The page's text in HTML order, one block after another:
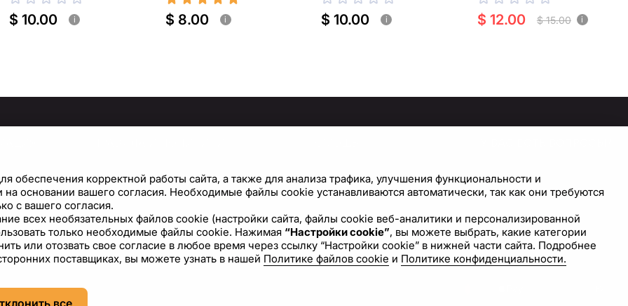
$ 10.00 i $ 8.00 i $ 10.00 i $ 12.00 $ 15.00 i
Условия использования сайта
Политика файлов cookie
Лицензионное соглашение
Настройки cookie
Напишите нам
корректной работы сайта, а также для анализа трафика, улучшения функциональности и
основании вашего согласия. Необходимые файлы cookie устанавливаются автоматически, так как они требуются
с вашего согласия.
всех необязательных файлов cookie (настройки сайта, файлы cookie веб-аналитики и персонализированной
только необходимые файлы cookie. Нажимая “Настройки cookie”, вы можете выбрать, какие категории
или отозвать свое согласие в любое время через ссылку “Настройки cookie” в нижней части сайта. Подробнее
поставщиках, вы можете узнать в нашей Политике файлов cookie и Политике конфиденциальности.
все